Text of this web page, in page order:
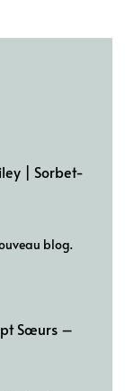
| Sorbet-
blog.
Sœurs –